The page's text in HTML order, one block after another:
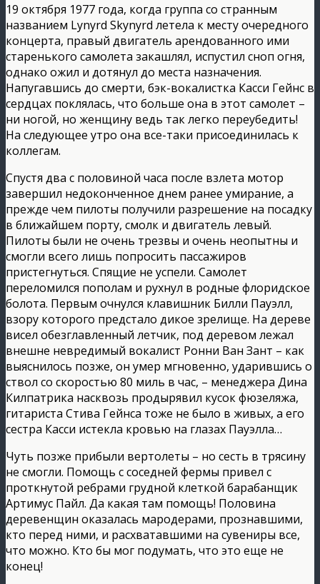
19 октября 1977 года, когда группа со странным
названием Lynyrd Skynyrd летела к месту очередного
концерта, правый двигатель арендованного ими
старенького самолета закашлял, испустил сноп огня,
однако ожил и дотянул до места назначения.
Напугавшись до смерти, бэк-вокалистка Касси Гейнс в
сердцах поклялась, что больше она в этот самолет –
ни ногой, но женщину ведь так легко переубедить!
На следующее утро она все-таки присоединилась к
коллегам.
Спустя два с половиной часа после взлета мотор
завершил недоконченное днем ранее умирание, а
прежде чем пилоты получили разрешение на посадку
в ближайшем порту, смолк и двигатель левый.
Пилоты были не очень трезвы и очень неопытны и
смогли всего лишь попросить пассажиров
пристегнуться. Спящие не успели. Самолет
переломился пополам и рухнул в родные флоридское
болота. Первым очнулся клавишник Билли Пауэлл,
взору которого предстало дикое зрелище. На дереве
висел обезглавленный летчик, под деревом лежал
внешне невредимый вокалист Ронни Ван Зант – как
выяснилось позже, он умер мгновенно, ударившись о
ствол со скоростью 80 миль в час, – менеджера Дина
Килпатрика насквозь продырявил кусок фюзеляжа,
гитариста Стива Гейнса тоже не было в живых, а его
сестра Касси истекла кровью на глазах Пауэлла…
Чуть позже прибыли вертолеты – но сесть в трясину
не смогли. Помощь с соседней фермы привел с
проткнутой ребрами грудной клеткой барабанщик
Артимус Пайл. Да какая там помощь! Половина
деревенщин оказалась мародерами, прознавшими,
кто перед ними, и расхватавшими на сувениры все,
что можно. Кто бы мог подумать, что это еще не
конец!